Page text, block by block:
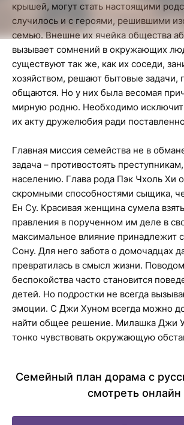
крышей, могут стать настоящими
случилось и с героями, решившими
семью. Внешне их ячейка общества
вызывает сомнений в окружающих
существуют так же, как их соседи,
хозяйством, решают бытовые задачи,
общаются. Но у них была весомая
мирную родню. Необходимо
их акту дружелюбия ради
Главная миссия семейства не в
задача – противостоять
населению. Глава рода Пэк Чхоль Хи
скромными способностями сыщика,
Ен Су. Красивая женщина сумела
правления в порученном им деле в
максимальное влияние принадлежит
Сону. Для него забота о домочадцах
превратилась в смысл жизни.
беспокойства часто становится
детей. Но подростки не всегда
эмоции. С Джи Хуном всегда можно
найти общее решение. Милашка Джи
тонко чувствовать окружающую
Семейный план дорама с
смотреть онлайн